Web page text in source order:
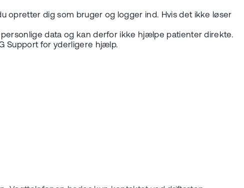
opretter dig som bruger og logger ind. Hvis det ikke løser
personlige data og kan derfor ikke hjælpe patienter direkte.
Support for yderligere hjælp.